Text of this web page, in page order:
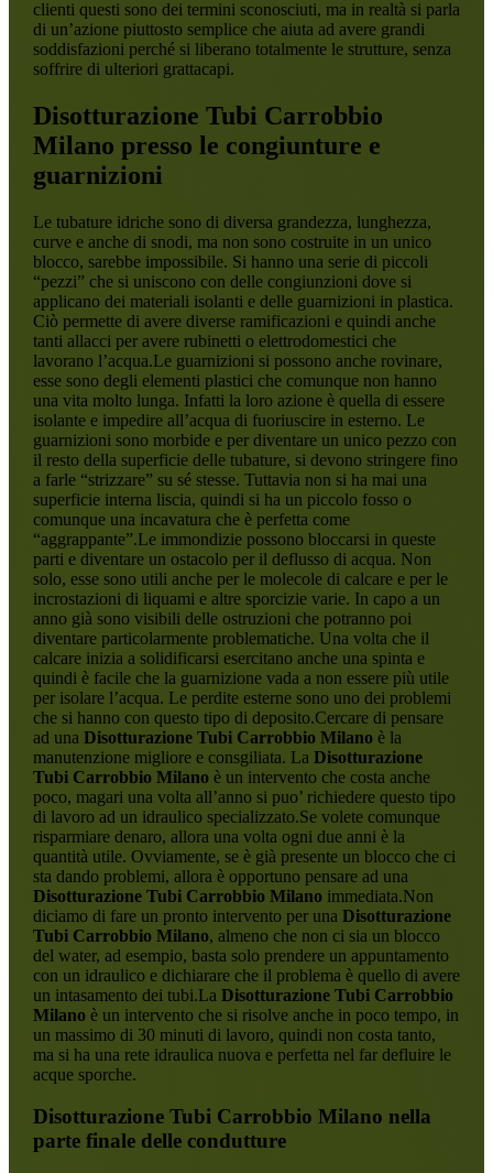
clienti questi sono dei termini sconosciuti, ma in realtà si parla
di un’azione piuttosto semplice che aiuta ad avere grandi
soddisfazioni perché si liberano totalmente le strutture, senza
soffrire di ulteriori grattacapi.
Disotturazione Tubi Carrobbio
Milano presso le congiunture e
guarnizioni
Le tubature idriche sono di diversa grandezza, lunghezza,
curve e anche di snodi, ma non sono costruite in un unico
blocco, sarebbe impossibile. Si hanno una serie di piccoli
“pezzi” che si uniscono con delle congiunzioni dove si
applicano dei materiali isolanti e delle guarnizioni in plastica.
Ciò permette di avere diverse ramificazioni e quindi anche
tanti allacci per avere rubinetti o elettrodomestici che
lavorano l’acqua.Le guarnizioni si possono anche rovinare,
esse sono degli elementi plastici che comunque non hanno
una vita molto lunga. Infatti la loro azione è quella di essere
isolante e impedire all’acqua di fuoriuscire in esterno. Le
guarnizioni sono morbide e per diventare un unico pezzo con
il resto della superficie delle tubature, si devono stringere fino
a farle “strizzare” su sé stesse. Tuttavia non si ha mai una
superficie interna liscia, quindi si ha un piccolo fosso o
comunque una incavatura che è perfetta come
“aggrappante”.Le immondizie possono bloccarsi in queste
parti e diventare un ostacolo per il deflusso di acqua. Non
solo, esse sono utili anche per le molecole di calcare e per le
incrostazioni di liquami e altre sporcizie varie. In capo a un
anno già sono visibili delle ostruzioni che potranno poi
diventare particolarmente problematiche. Una volta che il
calcare inizia a solidificarsi esercitano anche una spinta e
quindi è facile che la guarnizione vada a non essere più utile
per isolare l’acqua. Le perdite esterne sono uno dei problemi
che si hanno con questo tipo di deposito.Cercare di pensare
ad una Disotturazione Tubi Carrobbio Milanoè la
manutenzione migliore e consgiliata. La Disotturazione
Tubi Carrobbio Milanoè un intervento che costa anche
poco, magari una volta all’anno si puo’ richiedere questo tipo
di lavoro ad un idraulico specializzato.Se volete comunque
risparmiare denaro, allora una volta ogni due anni è la
quantità utile. Ovviamente, se è già presente un blocco che ci
sta dando problemi, allora è opportuno pensare ad una
Disotturazione Tubi Carrobbio Milanoimmediata.Non
diciamo di fare un pronto intervento per una Disotturazione
Tubi Carrobbio Milano, almeno che non ci sia un blocco
del water, ad esempio, basta solo prendere un appuntamento
con un idraulico e dichiarare che il problema è quello di avere
un intasamento dei tubi.La Disotturazione Tubi Carrobbio
Milanoè un intervento che si risolve anche in poco tempo, in
un massimo di 30 minuti di lavoro, quindi non costa tanto,
ma si ha una rete idraulica nuova e perfetta nel far defluire le
acque sporche.
Disotturazione Tubi Carrobbio Milano nella
parte finale delle condutture